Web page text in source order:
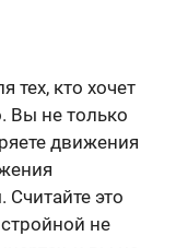
тех, кто хочет
Вы не только
движения
это
не